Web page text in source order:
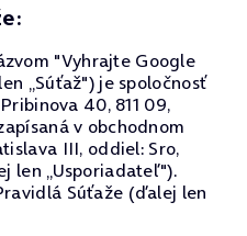
"Vyhrajte Google
„Súťaž") je spoločnosť
40, 811 09,
v obchodnom
III, oddiel: Sro,
len „Usporiadateľ").
Súťaže (ďalej len